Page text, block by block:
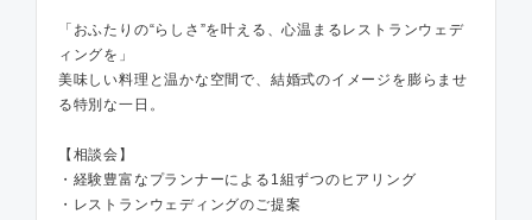
「おふたりの“らしさ”を叶える、心温まるレストランウェデ
ィングを」
美味しい料理と温かな空間で、結婚式のイメージを膨らませ
る特別な一日。
【相談会】
・経験豊富なプランナーによる1組ずつのヒアリング
・レストランウェディングのご提案